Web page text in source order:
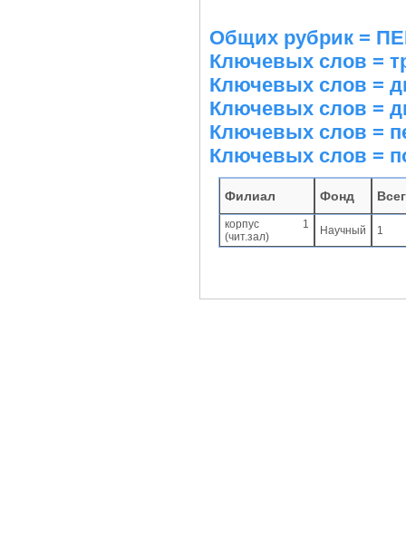
Общих рубрик =
Ключевых слов =
Ключевых слов =
Ключевых слов =
Ключевых слов =
Ключевых слов =
Филиал Фонд
корпус 1
(чит.зал)
Научный 1